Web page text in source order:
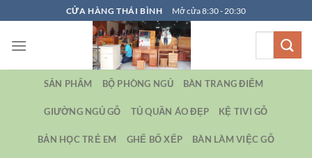
qua
nội
CỬA HÀNG THÁI BÌNH Mở cửa 8:30 - 20:30
SẢN PHẨM BỘ PHÒNG NGỦ BÀN TRANG ĐIỂM
GIƯỜNG NGỦ GỖ TỦ QUẦN ÁO ĐẸP KỆ TIVI GỖ
BẢN HỌC TRẺ EM GHẾ BỐ XẾP BÀN LÀM VIỆC GỖ